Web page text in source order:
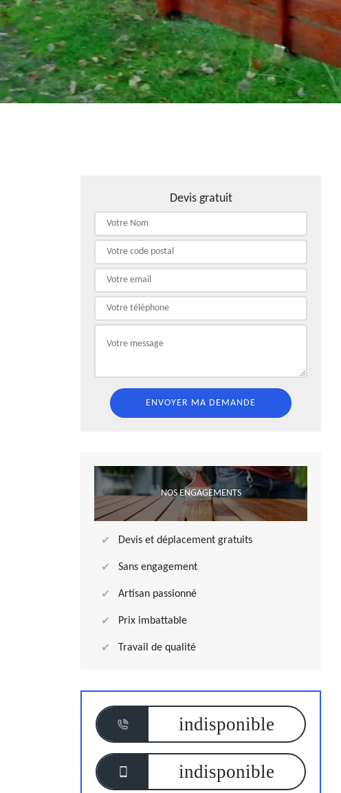
Devis gratuit
NOS ENGAGEMENTS
Devis et déplacement gratuits
Sans engagement
Artisan passionné
Prix imbattable
Travail de qualité
indisponible
indisponible